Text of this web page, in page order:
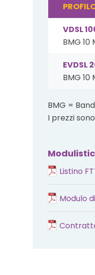
VDSL
BMG
EVDSL
BMG
BMG =
I prezzi
Listino
Modulo